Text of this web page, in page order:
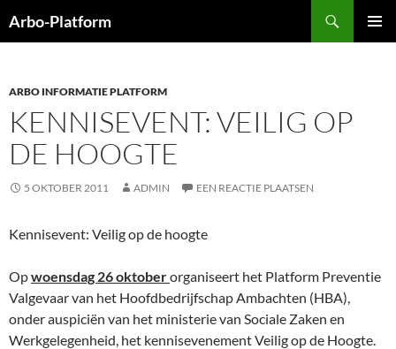
naar
Arbo-Platform
ARBO INFORMATIE PLATFORM
KENNISEVENT: VEILIG OP
DE HOOGTE
5 OKTOBER 2011 ADMIN EEN REACTIE PLAATSEN
Kennisevent: Veilig op de hoogte
Opwoensdag 26 oktoberorganiseert het Platform Preventie
Valgevaar van het Hoofdbedrijfschap Ambachten (HBA),
onder auspiciën van het ministerie van Sociale Zaken en
Werkgelegenheid, het kennisevenement Veilig op de Hoogte.